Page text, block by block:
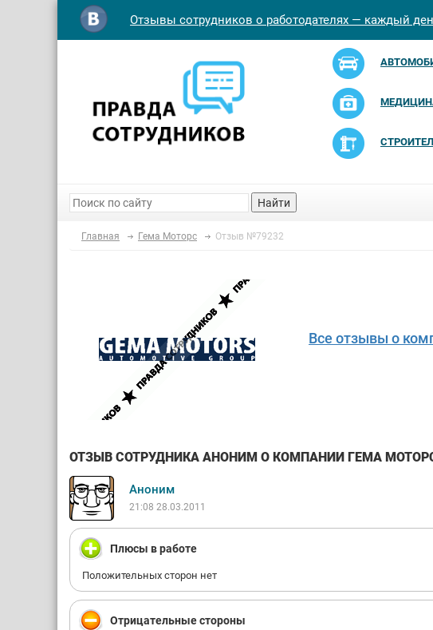
Отзывы сотрудников о работодателях — каждый
Найти
Главная Гема Моторс Отзыв №79232
Все отзывы о
ОТЗЫВ СОТРУДНИКА АНОНИМ О КОМПАНИИ ГЕМА МОТОРС
Аноним
21:08 28.03.2011
Плюсы в работе
Положительных сторон нет
Отрицательные стороны